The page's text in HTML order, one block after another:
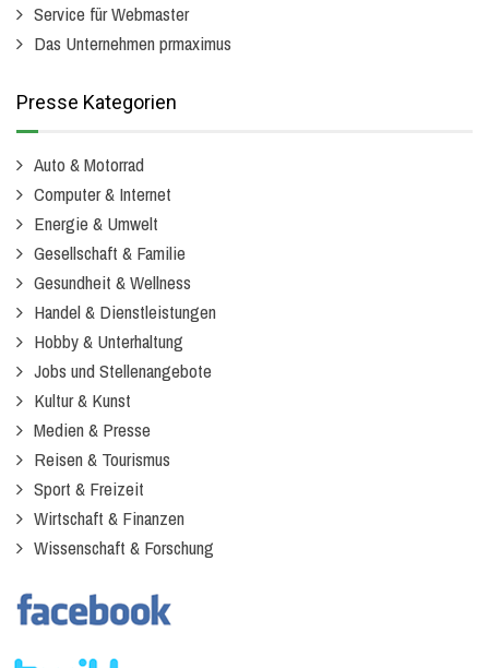
Service für Webmaster
Das Unternehmen prmaximus
Presse Kategorien
Auto & Motorrad
Computer & Internet
Energie & Umwelt
Gesellschaft & Familie
Gesundheit & Wellness
Handel & Dienstleistungen
Hobby & Unterhaltung
Jobs und Stellenangebote
Kultur & Kunst
Medien & Presse
Reisen & Tourismus
Sport & Freizeit
Wirtschaft & Finanzen
Wissenschaft & Forschung